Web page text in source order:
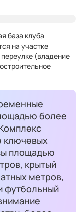
база клуба
на участке
(владение
более
ключевых
площадью
крытый
метров,
футбольный